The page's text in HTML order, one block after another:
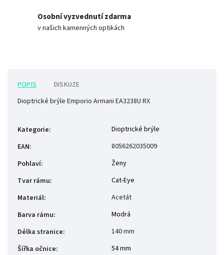
Osobní vyzvednutí zdarma
v našich kamenných optikách
POPIS
DISKUZE
Dioptrické brýle Emporio Armani EA3238U RX
Kategorie:
Dioptrické brýle
EAN:
8056262035009
Pohlaví:
Ženy
Tvar rámu:
Cat-Eye
Materiál:
Acetát
Barva rámu:
Modrá
Délka stranice:
140 mm
Šířka očnice:
54 mm